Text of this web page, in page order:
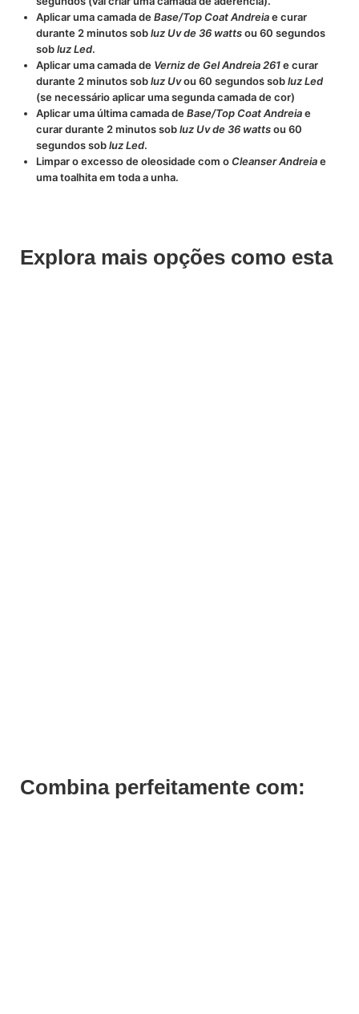
Aplicar uma camada deBase/Top Coat Andreiae curar
durante 2 minutos sobluz Uv de 36 wattsou 60 segundos
sobluz Led.
Aplicar uma camada de Verniz de Gel Andreia 261e curar
durante 2 minutos sobluz Uvou 60 segundos sobluz Led
(se necessário aplicar uma segunda camada de cor)
Aplicar uma última camada deBase/Top Coat Andreiae
curar durante 2 minutos sobluz Uv de 36 wattsou 60
segundos sobluz Led.
Limpar o excesso de oleosidade com o Cleanser Andreiae
uma toalhita em toda a unha.
Explora mais opções como esta
Combina perfeitamente com: